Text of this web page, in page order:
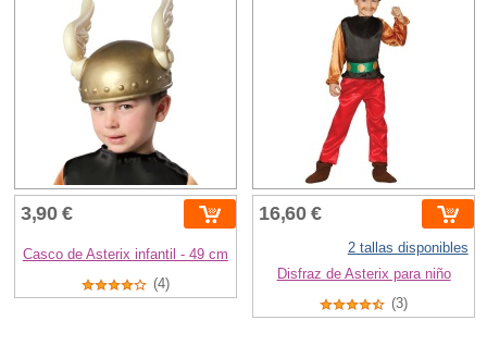
3,90 €
Casco de Asterix infantil - 49 cm
(4)
16,60 €
2 tallas disponibles
Disfraz de Asterix para niño
(3)